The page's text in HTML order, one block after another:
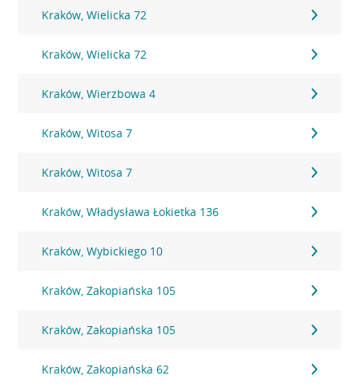
Kraków, Wielicka 72
Kraków, Wielicka 72
Kraków, Wierzbowa 4
Kraków, Witosa 7
Kraków, Witosa 7
Kraków, Władysława Łokietka 136
Kraków, Wybickiego 10
Kraków, Zakopiańska 105
Kraków, Zakopiańska 105
Kraków, Zakopiańska 62